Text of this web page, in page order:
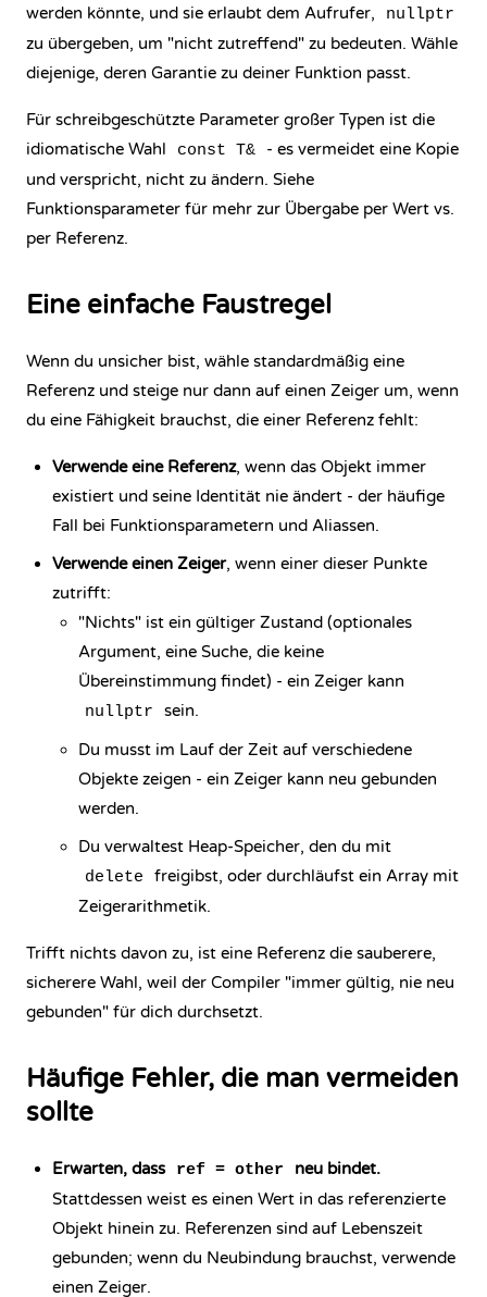
werden könnte, und sie erlaubt dem Aufrufer, nullptr
zu übergeben, um "nicht zutreffend" zu bedeuten. Wähle
diejenige, deren Garantie zu deiner Funktion passt.
Für schreibgeschützte Parameter großer Typen ist die
idiomatische Wahl
const T&
- es vermeidet eine Kopie
und verspricht, nicht zu ändern. Siehe
Funktionsparameter für mehr zur Übergabe per Wert vs.
per Referenz.
Eine einfache Faustregel
Wenn du unsicher bist, wähle standardmäßig eine
Referenz und steige nur dann auf einen Zeiger um, wenn
du eine Fähigkeit brauchst, die einer Referenz fehlt:
Verwende eine Referenz, wenn das Objekt immer
existiert und seine Identität nie ändert - der häufige
Fall bei Funktionsparametern und Aliassen.
Verwende einen Zeiger, wenn einer dieser Punkte
zutrifft:
"Nichts" ist ein gültiger Zustand (optionales
Argument, eine Suche, die keine
Übereinstimmung findet) - ein Zeiger kann
nullptr
sein.
Du musst im Lauf der Zeit auf verschiedene
Objekte zeigen - ein Zeiger kann neu gebunden
werden.
Du verwaltest Heap-Speicher, den du mit
delete
freigibst, oder durchläufst ein Array mit
Zeigerarithmetik.
Trifft nichts davon zu, ist eine Referenz die sauberere,
sicherere Wahl, weil der Compiler "immer gültig, nie neu
gebunden" für dich durchsetzt.
Häufige Fehler, die man vermeiden
sollte
Erwarten, dass ref = other
neu bindet.
Stattdessen weist es einen Wert in das referenzierte
Objekt hinein zu. Referenzen sind auf Lebenszeit
gebunden; wenn du Neubindung brauchst, verwende
einen Zeiger.